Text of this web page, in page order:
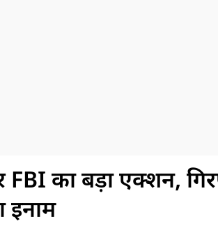
FBI का बड़ा एक्शन,
इनाम